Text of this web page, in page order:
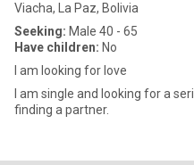
Viacha, La Paz, Bolivia
Seeking: Male 40 - 65
Have children: No
I am looking for love
I am single and looking for a serious man who is serious about
finding a partner.